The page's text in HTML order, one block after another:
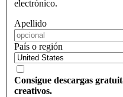
electrónico.
Apellido
País o región
Consigue descargas
creativos.